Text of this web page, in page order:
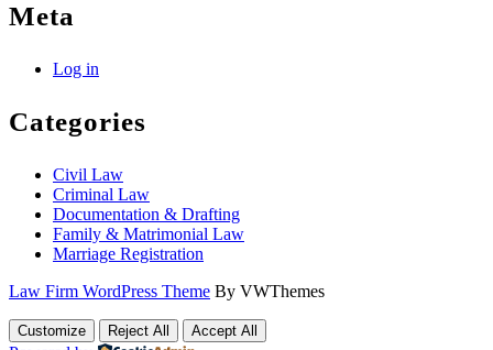
Meta
Log in
Categories
Civil Law
Criminal Law
Documentation & Drafting
Family & Matrimonial Law
Marriage Registration
Law Firm WordPress Theme By VWThemes
Scroll
Customize Reject All Accept All